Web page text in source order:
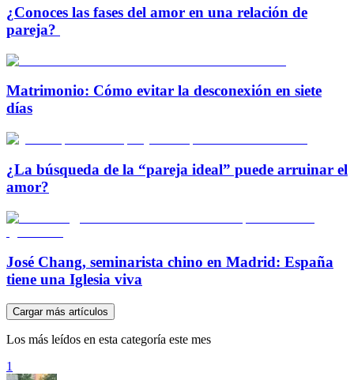
¿Conoces las fases del amor en una relación de
pareja?
Matrimonio: Cómo evitar la desconexión en siete
días
¿La búsqueda de la “pareja ideal” puede arruinar el
amor?
José Chang, seminarista chino en Madrid: España
tiene una Iglesia viva
Cargar más artículos
Los más leídos en esta categoría este mes
1